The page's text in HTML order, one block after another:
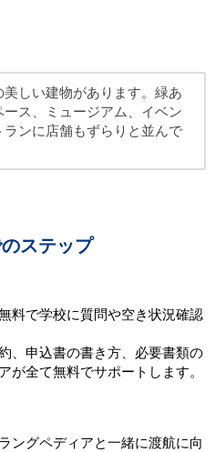
しい建物があります。緑あ
ス、ミュージアム、イベン
ランに店舗もずらりと並んで
ステップ
料で学校に質問や空き状況確認
、申込書の書き方、必要書類の
が全て無料でサポートします。
ングペディアと一緒に渡航に向